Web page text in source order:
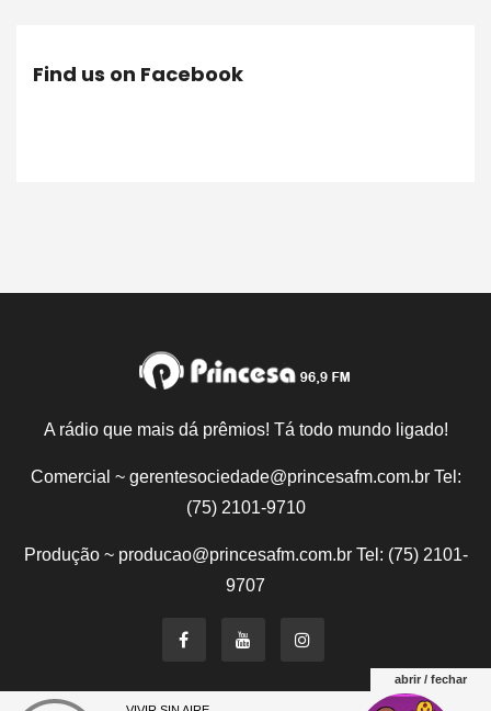
Find us on Facebook
A rádio que mais dá prêmios! Tá todo mundo ligado!
Comercial ~ gerentesociedade@princesafm.com.br Tel:
(75) 2101-9710
Produção ~ producao@princesafm.com.br Tel: (75) 2101-
9707
abrir / fechar